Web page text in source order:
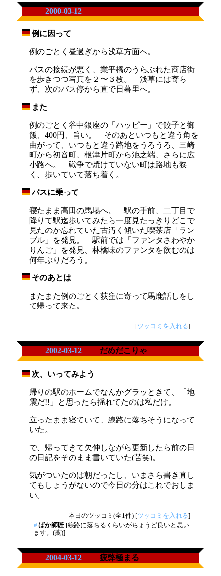
2000-03-12
例に因って
例のごとく昼過ぎから浅草方面へ。
バスの接続が悪く、業平橋のうらぶれた商店街
を歩きつつ写真を２〜３枚。 浅草には寄ら
ず、次のバス停から直で日暮里へ。
また
例のごとく谷中銀座の「ハッピー」で餃子と御
飯、400円、旨い。 そのあといつもと違う角を
曲がって、いつもと違う路地をうろうろ、三崎
町から初音町、根津片町から池之端、さらに広
小路へ。 戦争で焼けていない町は路地も狭
く、歩いていて落ち着く。
バスに乗って
寝たまま高田の馬場へ。 駅の手前、二丁目で
降りて駅迄歩いてみたら一度見たっきりどこで
見たのか忘れていた古汚く傾いた喫茶店「ラン
ブル」を発見。 駅前では「ファンタさわやか
りんご」を発見、林檎味のファンタを飲むのは
何年ぶりだろう。
そのあとは
またまた例のごとく荻窪に寄って馬鹿話しをし
て帰って来た。
[ツッコミを入れる]
2002-03-12 だめだこりゃ
次、いってみよう
帰りの駅のホームでなんかグラッときて、「地
震だ!!」と思ったら揺れてたのは私だけ。
立ったまま寝ていて、線路に落ちそうになって
いた。
で、帰ってきて欠伸しながら更新したら前の日
の日記をそのまま書いていた(苦笑)。
気がついたのは朝だったし、いまさら書き直し
てもしょうがないので今日の分はこれでおしま
い。
本日のツッコミ(全1件) [ツッコミを入れる]
# ばか師匠 [線路に落ちるくらいがちょうど良いと思い
ます。(藁)]
2004-03-12 疲弊極まる